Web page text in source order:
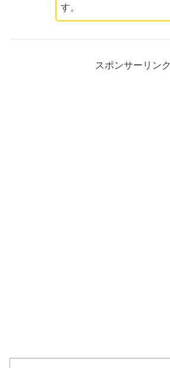
す。
スポンサーリンク